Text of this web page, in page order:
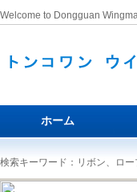
Welcome to Dongguan
ホーム
検索キーワード：リボン、ロ